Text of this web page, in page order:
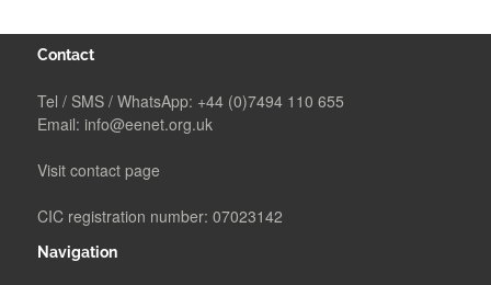
Contact
Tel / SMS / WhatsApp: +44 (0)7494 110 655
Email: info@eenet.org.uk
Visit contact page
CIC registration number: 07023142
Navigation